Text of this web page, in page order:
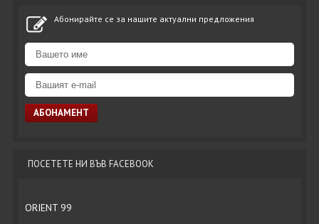
Абонирайте се за нашите актуални предложения
ПОСЕТЕТЕ НИ ВЪВ FACEBOOK
ORIENT 99